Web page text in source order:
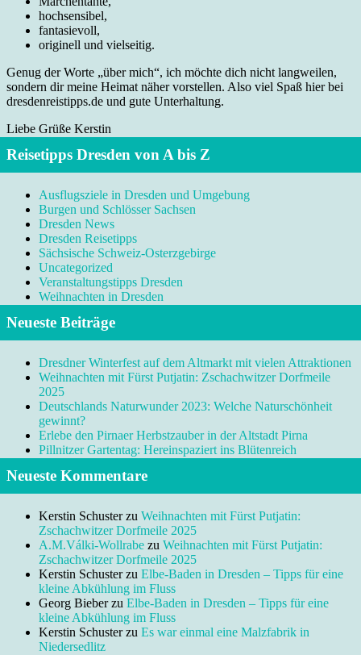
hochsensibel,
fantasievoll,
originell und vielseitig.
Genug der Worte „über mich“, ich möchte dich nicht langweilen,
sondern dir meine Heimat näher vorstellen. Also viel Spaß hier bei
dresdenreistipps.de und gute Unterhaltung.
Liebe Grüße Kerstin
Reisetipps Dresden von A bis Z
Ausflugsziele in Dresden und Umgebung
Burgen und Schlösser Sachsen
Dresden News
Dresden Reisetipps
Sächsische Schweiz-Osterzgebirge
Uncategorized
Veranstaltungstipps Dresden
Weihnachten in Dresden
Neueste Beiträge
Dresdner Winterfest auf dem Altmarkt mit vielen Attraktionen
Weihnachten mit Fürst Putjatin: Zschachwitzer Dorfmeile
2025
Deutschlands Naturwunder 2023: Welche Naturschönheit
gewinnt?
Erlebe den Pirnaer Herbstzauber in der Altstadt Pirna
Pillnitzer Gartentag: Hereinspaziert ins Blütenreich
Neueste Kommentare
Kerstin Schusterzu Weihnachten mit Fürst Putjatin:
Zschachwitzer Dorfmeile 2025
A.M.Válki-Wollrabe zu Weihnachten mit Fürst Putjatin:
Zschachwitzer Dorfmeile 2025
Kerstin Schusterzu Elbe-Baden in Dresden – Tipps für eine
kleine Abkühlung im Fluss
Georg Bieberzu Elbe-Baden in Dresden – Tipps für eine
kleine Abkühlung im Fluss
Kerstin Schusterzu Es war einmal eine Malzfabrik in
Niedersedlitz